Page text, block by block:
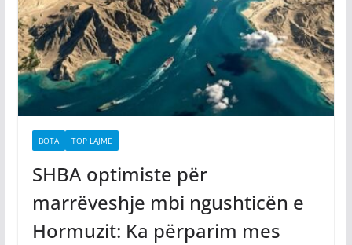
BOTA TOP LAJME
SHBA optimiste për
marrëveshje mbi ngushticën e
Hormuzit: Ka përparim mes